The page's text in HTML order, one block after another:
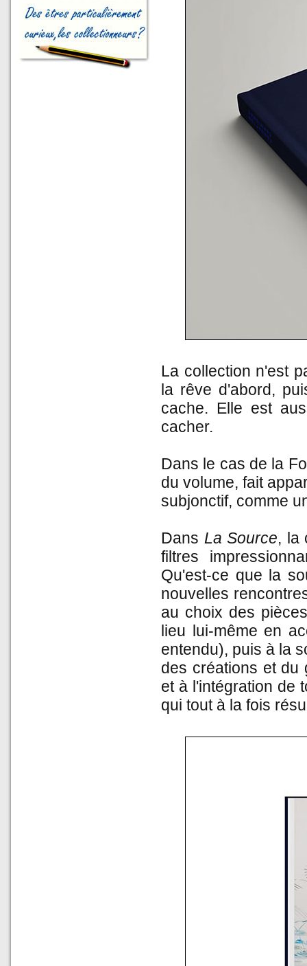
La collection n'est
la rêve d'abord,
cache. Elle est
cacher.
Dans le cas de la
du volume, fait
subjonctif, comme
Dans La Source, la
filtres
Qu'est-ce que la
nouvelles
au choix des
lieu lui-même en
entendu), puis à la
des créations et du
et à l'intégration de
qui tout à la fois